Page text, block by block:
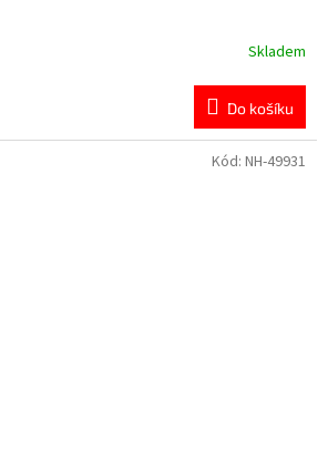
Skladem
Do košíku
Kód: NH-49931